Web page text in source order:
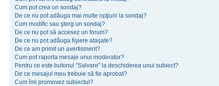
Cum pot crea un sondaj?
De ce nu pot adăuga mai multe opţiuni la sondaj?
Cum modific sau şterg un sondaj?
De ce nu pot să accesez un forum?
De ce nu pot adăuga fişiere ataşate?
De ce am primit un avertisment?
Cum pot raporta mesaje unui moderator?
Pentru ce este butonul "Salvare" la deschiderea unui subiect?
De ce mesajul meu trebuie să fie aprobat?
Cum îmi promovez subiectul?